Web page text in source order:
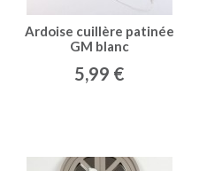
Ardoise cuillère patinée
GM blanc
5,99 €